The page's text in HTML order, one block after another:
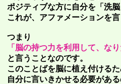
ポジティブな方に自分を「洗
これが、アファメーションを
つまり
「脳の持つ力を利用して、な
と言うことなのです。
このことばを脳に植え付ける
自分に言いきかせる必要があ